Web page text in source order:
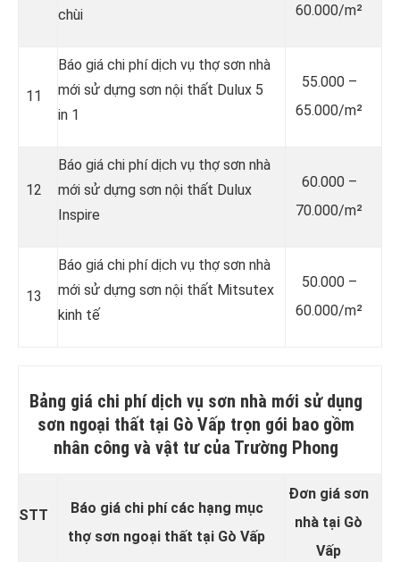
chùi
60.000/m²
11
Báo giá chi phí dịch vụ thợ sơn nhà
mới sử dựng sơn nội thất Dulux 5
in 1
55.000 –
65.000/m²
12
Báo giá chi phí dịch vụ thợ sơn nhà
mới sử dựng sơn nội thất Dulux
Inspire
60.000 –
70.000/m²
13
Báo giá chi phí dịch vụ thợ sơn nhà
mới sử dựng sơn nội thất Mitsutex
kinh tế
50.000 –
60.000/m²
Bảng giá chi phí dịch vụ sơn nhà mới sử dụng
sơn ngoại thất tại Gò Vấp trọn gói bao gồm
nhân công và vật tư của Trường Phong
STT
Báo giá chi phí các hạng mục
thợ sơn ngoại thất tại Gò Vấp
Đơn giá sơn
nhà tại Gò
Vấp